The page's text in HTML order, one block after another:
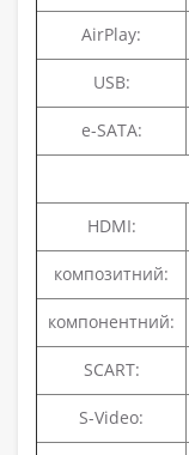
AirPlay:
USB:
e-SATA:
HDMI:
композитний:
компонентний:
SCART:
S-Video: